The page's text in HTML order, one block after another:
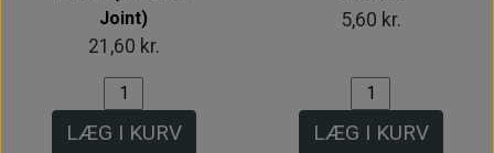
Joint)
21,60 kr.
LÆG I KURV
5,60 kr.
LÆG I KURV